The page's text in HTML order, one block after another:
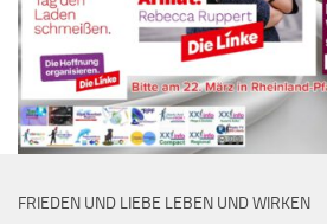
FRIEDEN UND LIEBE LEBEN UND WIRKEN